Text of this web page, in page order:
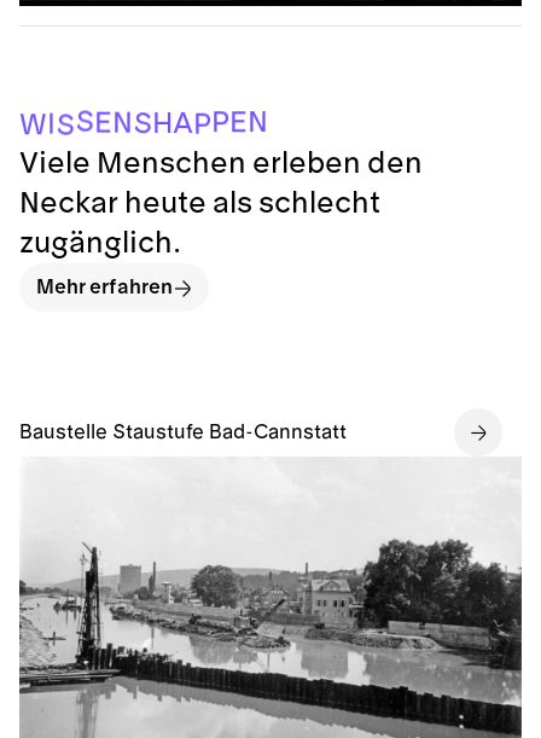
Baustelle Staustufe Bad-Cannstatt
WI SSENS HAPPEN
Viele Menschen erleben den
Neckar heute als schlecht
zugänglich.
Mehr erfahren